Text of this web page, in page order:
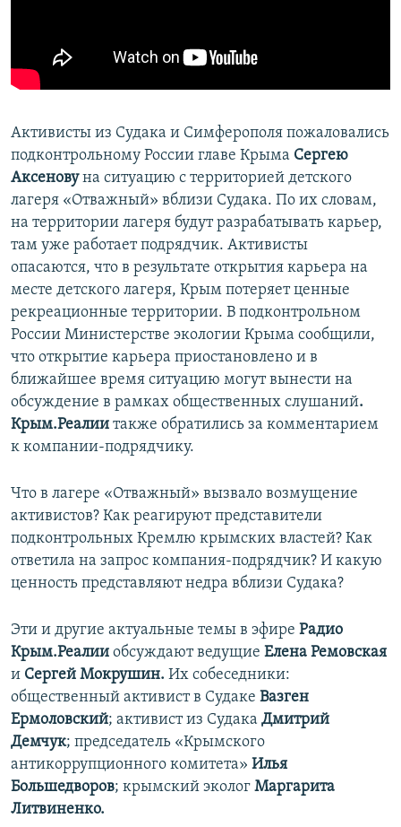
КРЫМ.НЕПОКОРЕННЫЙ
ELIFBE
Все сайты RFE/RL
Активисты из Судака и Симферополя пожаловались
подконтрольному России главе Крыма Сергею
Аксеновуна ситуацию с территорией детского
лагеря «Отважный» вблизи Судака. По их словам,
на территории лагеря будут разрабатывать карьер,
там уже работает подрядчик. Активисты
опасаются, что в результате открытия карьера на
месте детского лагеря, Крым потеряет ценные
рекреационные территории. В подконтрольном
России Министерстве экологии Крыма сообщили,
что открытие карьера приостановлено и в
ближайшее время ситуацию могут вынести на
обсуждение в рамках общественных слушаний.
Крым.Реалии также обратились за комментарием
к компании-подрядчику.
Что в лагере «Отважный» вызвало возмущение
активистов? Как реагируют представители
подконтрольных Кремлю крымских властей? Как
ответила на запрос компания-подрядчик? И какую
ценность представляют недра вблизи Судака?
Эти и другие актуальные темы в эфире Радио
Крым.Реалии обсуждают ведущие Елена Ремовская
и Сергей Мокрушин. Их собеседники:
общественный активист в Судаке Вазген
Ермоловский; активист из Судака Дмитрий
Демчук; председатель «Крымского
антикоррупционного комитета» Илья
Большедворов; крымский эколог Маргарита
Литвиненко.